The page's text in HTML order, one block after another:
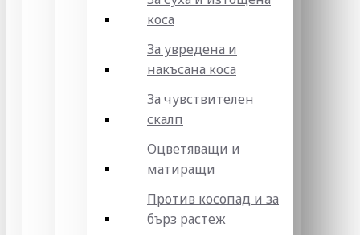
коса
За увредена и
накъсана коса
За чувствителен
скалп
Оцветяващи и
матиращи
Против косопад и за
бърз растеж